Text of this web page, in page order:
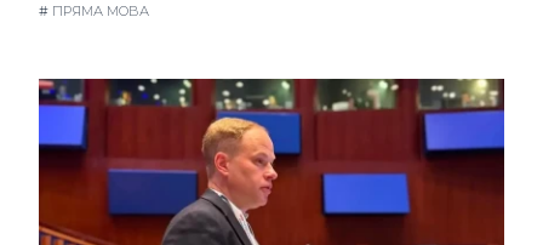
# ПРЯМА МОВА